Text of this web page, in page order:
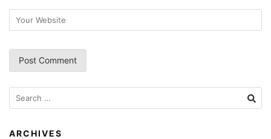
Search
for:
ARCHIVES